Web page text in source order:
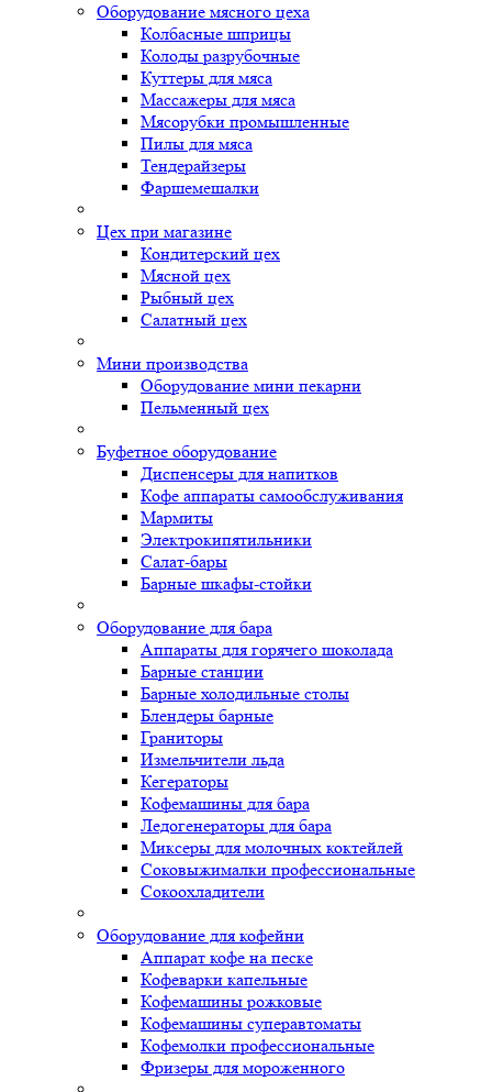
Оборудование мясного цеха
Колбасные шприцы
Колоды разрубочные
Куттеры для мяса
Массажеры для мяса
Мясорубки промышленные
Пилы для мяса
Тендерайзеры
Фаршемешалки
Цех при магазине
Кондитерский цех
Мясной цех
Рыбный цех
Салатный цех
Мини производства
Оборудование мини пекарни
Пельменный цех
Буфетное оборудование
Диспенсеры для напитков
Кофе аппараты самообслуживания
Мармиты
Электрокипятильники
Cалат-бары
Барные шкафы-стойки
Оборудование для бара
Аппараты для горячего шоколада
Барные станции
Барные холодильные столы
Блендеры барные
Граниторы
Измельчители льда
Кегераторы
Кофемашины для бара
Ледогенераторы для бара
Миксеры для молочных коктейлей
Соковыжималки профессиональные
Сокоохладители
Оборудование для кофейни
Аппарат кофе на песке
Кофеварки капельные
Кофемашины рожковые
Кофемашины суперавтоматы
Кофемолки профессиональные
Фризеры для мороженного